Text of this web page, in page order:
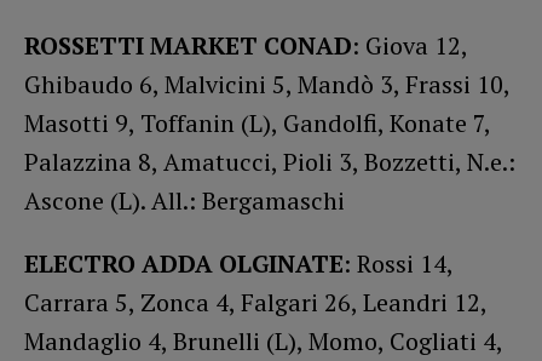
ROSSETTI MARKET CONAD: Giova 12,
Ghibaudo 6, Malvicini 5, Mandò 3, Frassi 10,
Masotti 9, Toffanin (L), Gandolfi, Konate 7,
Palazzina 8, Amatucci, Pioli 3, Bozzetti, N.e.:
Ascone (L). All.: Bergamaschi
ELECTRO ADDA OLGINATE: Rossi 14,
Carrara 5, Zonca 4, Falgari 26, Leandri 12,
Mandaglio 4, Brunelli (L), Momo, Cogliati 4,